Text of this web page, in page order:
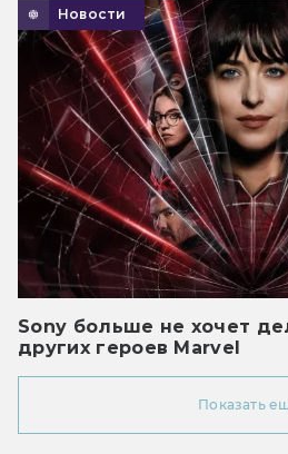
Новости
Sony больше не хочет
других героев Marvel
Показать